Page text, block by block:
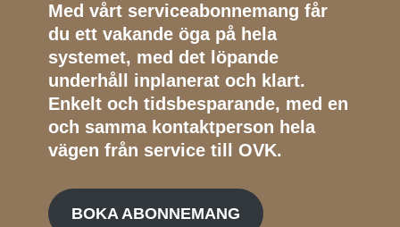
Med vårt serviceabonnemang får
du ett vakande öga på hela
systemet, med det löpande
underhåll inplanerat och klart.
Enkelt och tidsbesparande, med en
och samma kontaktperson hela
vägen från service till OVK.
BOKA ABONNEMANG